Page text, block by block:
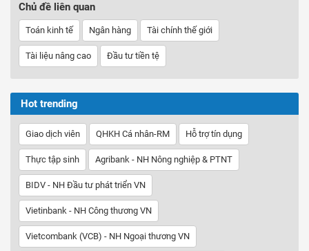
Chủ đề liên quan
Toán kinh tế Ngân hàng Tài chính thế giới
Tài liệu nâng cao Đầu tư tiền tệ
Hot trending
Giao dịch viên QHKH Cá nhân-RM Hỗ trợ tín dụng
Thực tập sinh Agribank - NH Nông nghiệp & PTNT
BIDV - NH Đầu tư phát triển VN
Vietinbank - NH Công thương VN
Vietcombank (VCB) - NH Ngoại thương VN